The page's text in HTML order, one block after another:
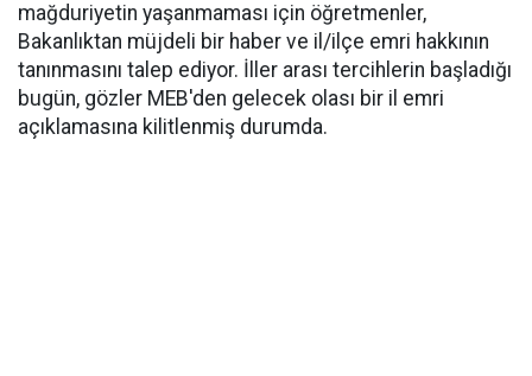
mağduriyetin yaşanmaması için öğretmenler,
Bakanlıktan müjdeli bir haber ve il/ilçe emri hakkının
tanınmasını talep ediyor. İller arası tercihlerin başladığı
bugün, gözler MEB'den gelecek olası bir il emri
açıklamasına kilitlenmiş durumda.